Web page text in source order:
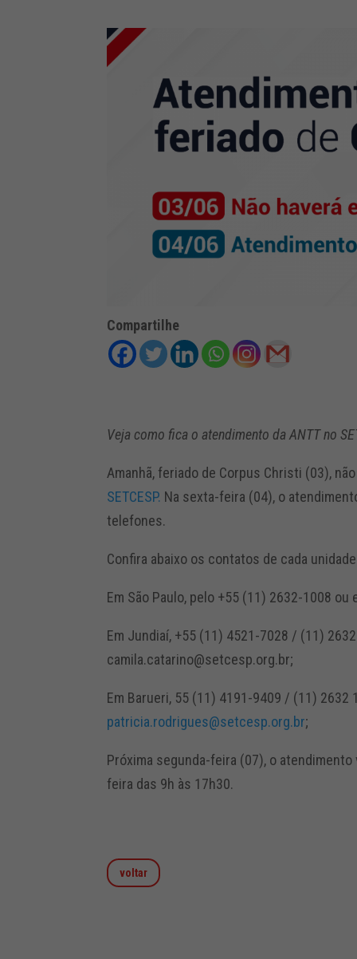
Compartilhe
Veja como fica o atendimento da ANTT no
Amanhã, feriado de Corpus Christi (03),
SETCESP. Na sexta-feira (04), o
telefones.
Confira abaixo os contatos de cada
Em São Paulo, pelo +55 (11) 2632-1008
Em Jundiaí, +55 (11) 4521-7028 / (11)
camila.catarino@setcesp.org.br;
Em Barueri, 55 (11) 4191-9409 / (11) 2632
patricia.rodrigues@setcesp.org.br;
Próxima segunda-feira (07), o
feira das 9h às 17h30.
voltar